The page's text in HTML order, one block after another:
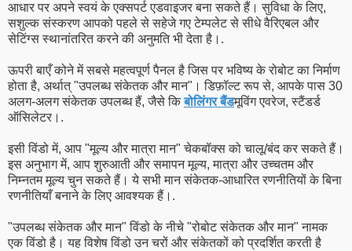
आधार पर अपने स्वयं के एक्सपर्ट एडवाइजर बना सकते हैं। सुविधा के लिए,
सशुल्क संस्करण आपको पहले से सहेजे गए टेम्पलेट से सीधे वैरिएबल और
सेटिंग्स स्थानांतरित करने की अनुमति भी देता है।.
ऊपरी बाएँ कोने में सबसे महत्वपूर्ण पैनल है जिस पर भविष्य के रोबोट का निर्माण
होता है, अर्थात् "उपलब्ध संकेतक और मान"। डिफ़ॉल्ट रूप से, आपके पास 30
अलग-अलग संकेतक उपलब्ध हैं, जैसे किबोलिंगर बैंडमूविंग एवरेज, स्टैंडर्ड
ऑसिलेटर।.
इसी विंडो में, आप "मूल्य और मात्रा मान" चेकबॉक्स को चालू/बंद कर सकते हैं।
इस अनुभाग में, आप शुरुआती और समापन मूल्य, मात्रा और उच्चतम और
निम्नतम मूल्य चुन सकते हैं। ये सभी मान संकेतक-आधारित रणनीतियों के बिना
रणनीतियाँ बनाने के लिए आवश्यक हैं।.
"उपलब्ध संकेतक और मान" विंडो के नीचे "रोबोट संकेतक और मान" नामक
एक विंडो है। यह विशेष विंडो उन चरों और संकेतकों को प्रदर्शित करती है